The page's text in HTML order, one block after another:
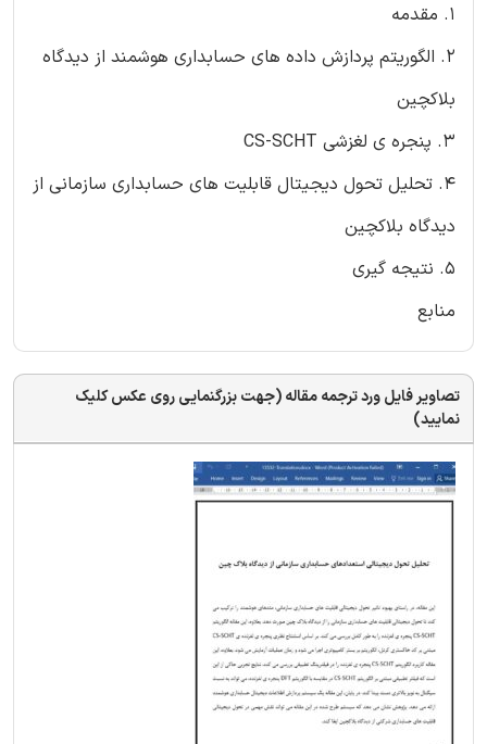
1. مقدمه
2. الگوریتم پردازش داده های حسابداری هوشمند از دیدگاه
بلاکچین
3. پنجره ی لغزشی CS-SCHT
4. تحلیل تحول دیجیتال قابلیت های حسابداری سازمانی از
دیدگاه بلاکچین
5. نتیجه گیری
منابع
تصاویر فایل ورد ترجمه مقاله (جهت بزرگنمایی روی عکس کلیک
نمایید)